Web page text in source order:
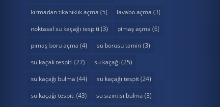
kırmadan tıkanıklık açma (5) lavabo açma (3)
noktasal su kaçağı tespiti (3) pimaş açma (6)
pimaş boru açma (4) su borusu tamiri (3)
su kaçak tespiti (27) su kaçağı (25)
su kaçağı bulma (44) su kaçağı tespit(24)
su kaçağı tespiti (43) su sızıntısı bulma (3)